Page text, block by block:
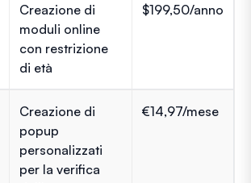
Creazione di
moduli online
con restrizione
di età
$199,50/anno
Creazione di
popup
personalizzati
per la verifica
€14,97/mese